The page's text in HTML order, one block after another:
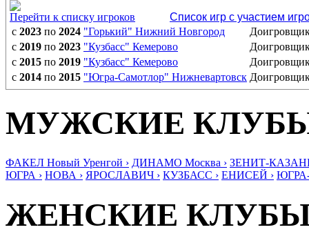
Перейти к списку игроков
Список игр с участием
с 2023 по 2024 "Горький" Нижний Новгород
с 2019 по 2023 "Кузбасс" Кемерово
с 2015 по 2019 "Кузбасс" Кемерово
с 2014 по 2015 "Югра-Самотлор" Нижневартовск
МУЖСКИЕ
ФАКЕЛ Новый Уренгой › ДИНАМО Москва › ЗЕНИТ-
ЮГРА › НОВА › ЯРОСЛАВИЧ › КУЗБАСС › ЕНИСЕЙ ›
ЖЕНСКИЕ